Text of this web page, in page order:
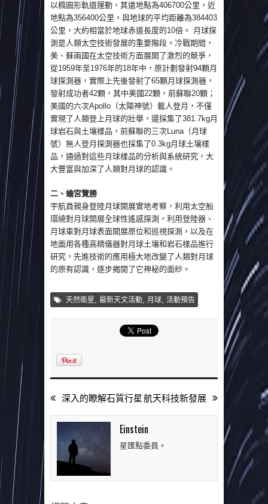
以橢圓形軌道運動，其遠地點為406700公里，近
地點為356400公里，與地球的平均距離為384403
公里，大約相當於地球赤道長度的10倍。 月球探
測是人類太空技術發展的重要階段。冷戰期間，
美、蘇兩國在太空技術方面展開了激烈的競爭，
從1959年至1976年的18年中，原計劃發射94顆月
球探測器，實際上先後發射了65顆月球探測器，
發射成功者42顆，其中美國22顆，前蘇聯20顆；
美國的六次Apollo（太陽神號）載人登月，不僅
實現了人類登上月球的壯舉，還採集了381.7kg月
球岩石與土壤樣品，前蘇聯的三次Luna（月球
號）無人登月探測器也採集了0.3kg月球土壤樣
品，通過對這些月球樣品的分析與系統研究，大
大豐富與加深了人類對月球的認識。
二、蟾宮覽勝
宇航員親身登陸月球開展實地考察，利用太空船
環繞對月球開展全球性遙感探測，利用登陸器、
月球車對月球表面開展原位和巡視探測，以及在
地面用各種高精儀器對月球土壤和岩石樣品進行
研究，先進技術的應用極大地改變了人類對月球
的原有認識，逐步揭開了它神秘的面紗。
天然衛星, 最新天文活動, 月球, 活動預告
深入的瞭解石質行星航天科技新發展
Einstein
星匯點委員。